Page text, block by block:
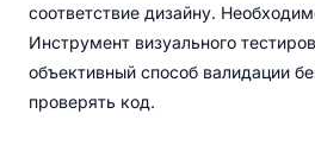
соответствие дизайну.
Инструмент визуального
объективный способ валидации
проверять код.